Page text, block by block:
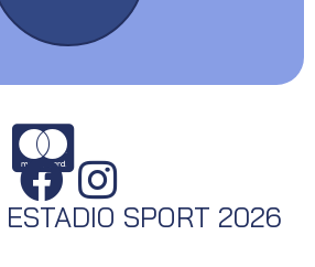
ESTADIO SPORT 2026